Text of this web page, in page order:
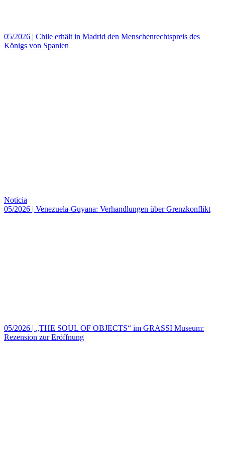
05/2026 | Chile erhält in Madrid den Menschenrechtspreis des
Königs von Spanien
Noticia
05/2026 | Venezuela-Guyana: Verhandlungen über Grenzkonflikt
05/2026 | „THE SOUL OF OBJECTS“ im GRASSI Museum:
Rezension zur Eröffnung